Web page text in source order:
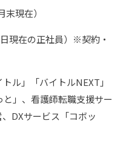
現在）
現在の正社員）※契約・
ル」「バイトルNEXT」
と」、看護師転職支援サー
DXサービス「コボッ